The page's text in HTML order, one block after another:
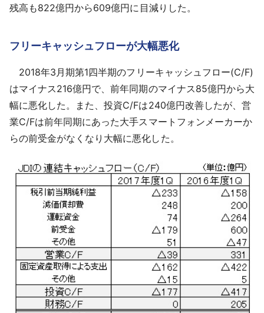
残高も822億円から609億円に目減りした。
フリーキャッシュフローが大幅悪化
2018年3月期第1四半期のフリーキャッシュフロー(C/F)
はマイナス216億円で、前年同期のマイナス85億円から大
幅に悪化した。また、投資C/Fは240億円改善したが、営
業C/Fは前年同期にあった大手スマートフォンメーカーか
らの前受金がなくなり大幅に悪化した。